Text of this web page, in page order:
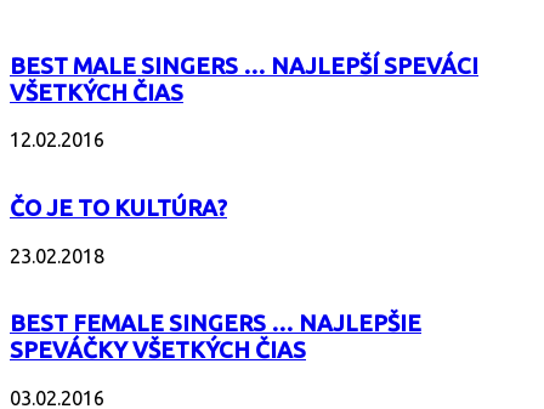
BEST MALE SINGERS … NAJLEPŠÍ SPEVÁCI
VŠETKÝCH ČIAS
12.02.2016
ČO JE TO KULTÚRA?
23.02.2018
BEST FEMALE SINGERS … NAJLEPŠIE
SPEVÁČKY VŠETKÝCH ČIAS
03.02.2016